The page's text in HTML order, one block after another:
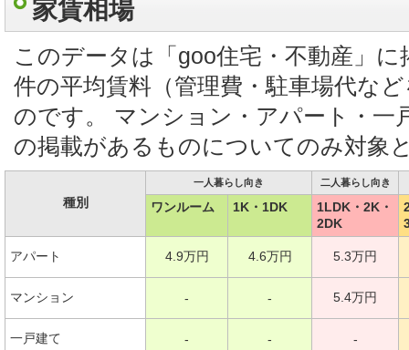
家賃相場
このデータは「goo住宅・不動産」
件の平均賃料（管理費・駐車場代な
のです。 マンション・アパート・一
の掲載があるものについてのみ対象
種別
一人暮らし向き 二人暮らし向き
ワンルーム 1K・1DK
1LDK・2K・
2DK
アパート 4.9万円 4.6万円 5.3万円
マンション - - 5.4万円
一戸建て - - -